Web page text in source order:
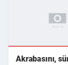
Akrabasını,